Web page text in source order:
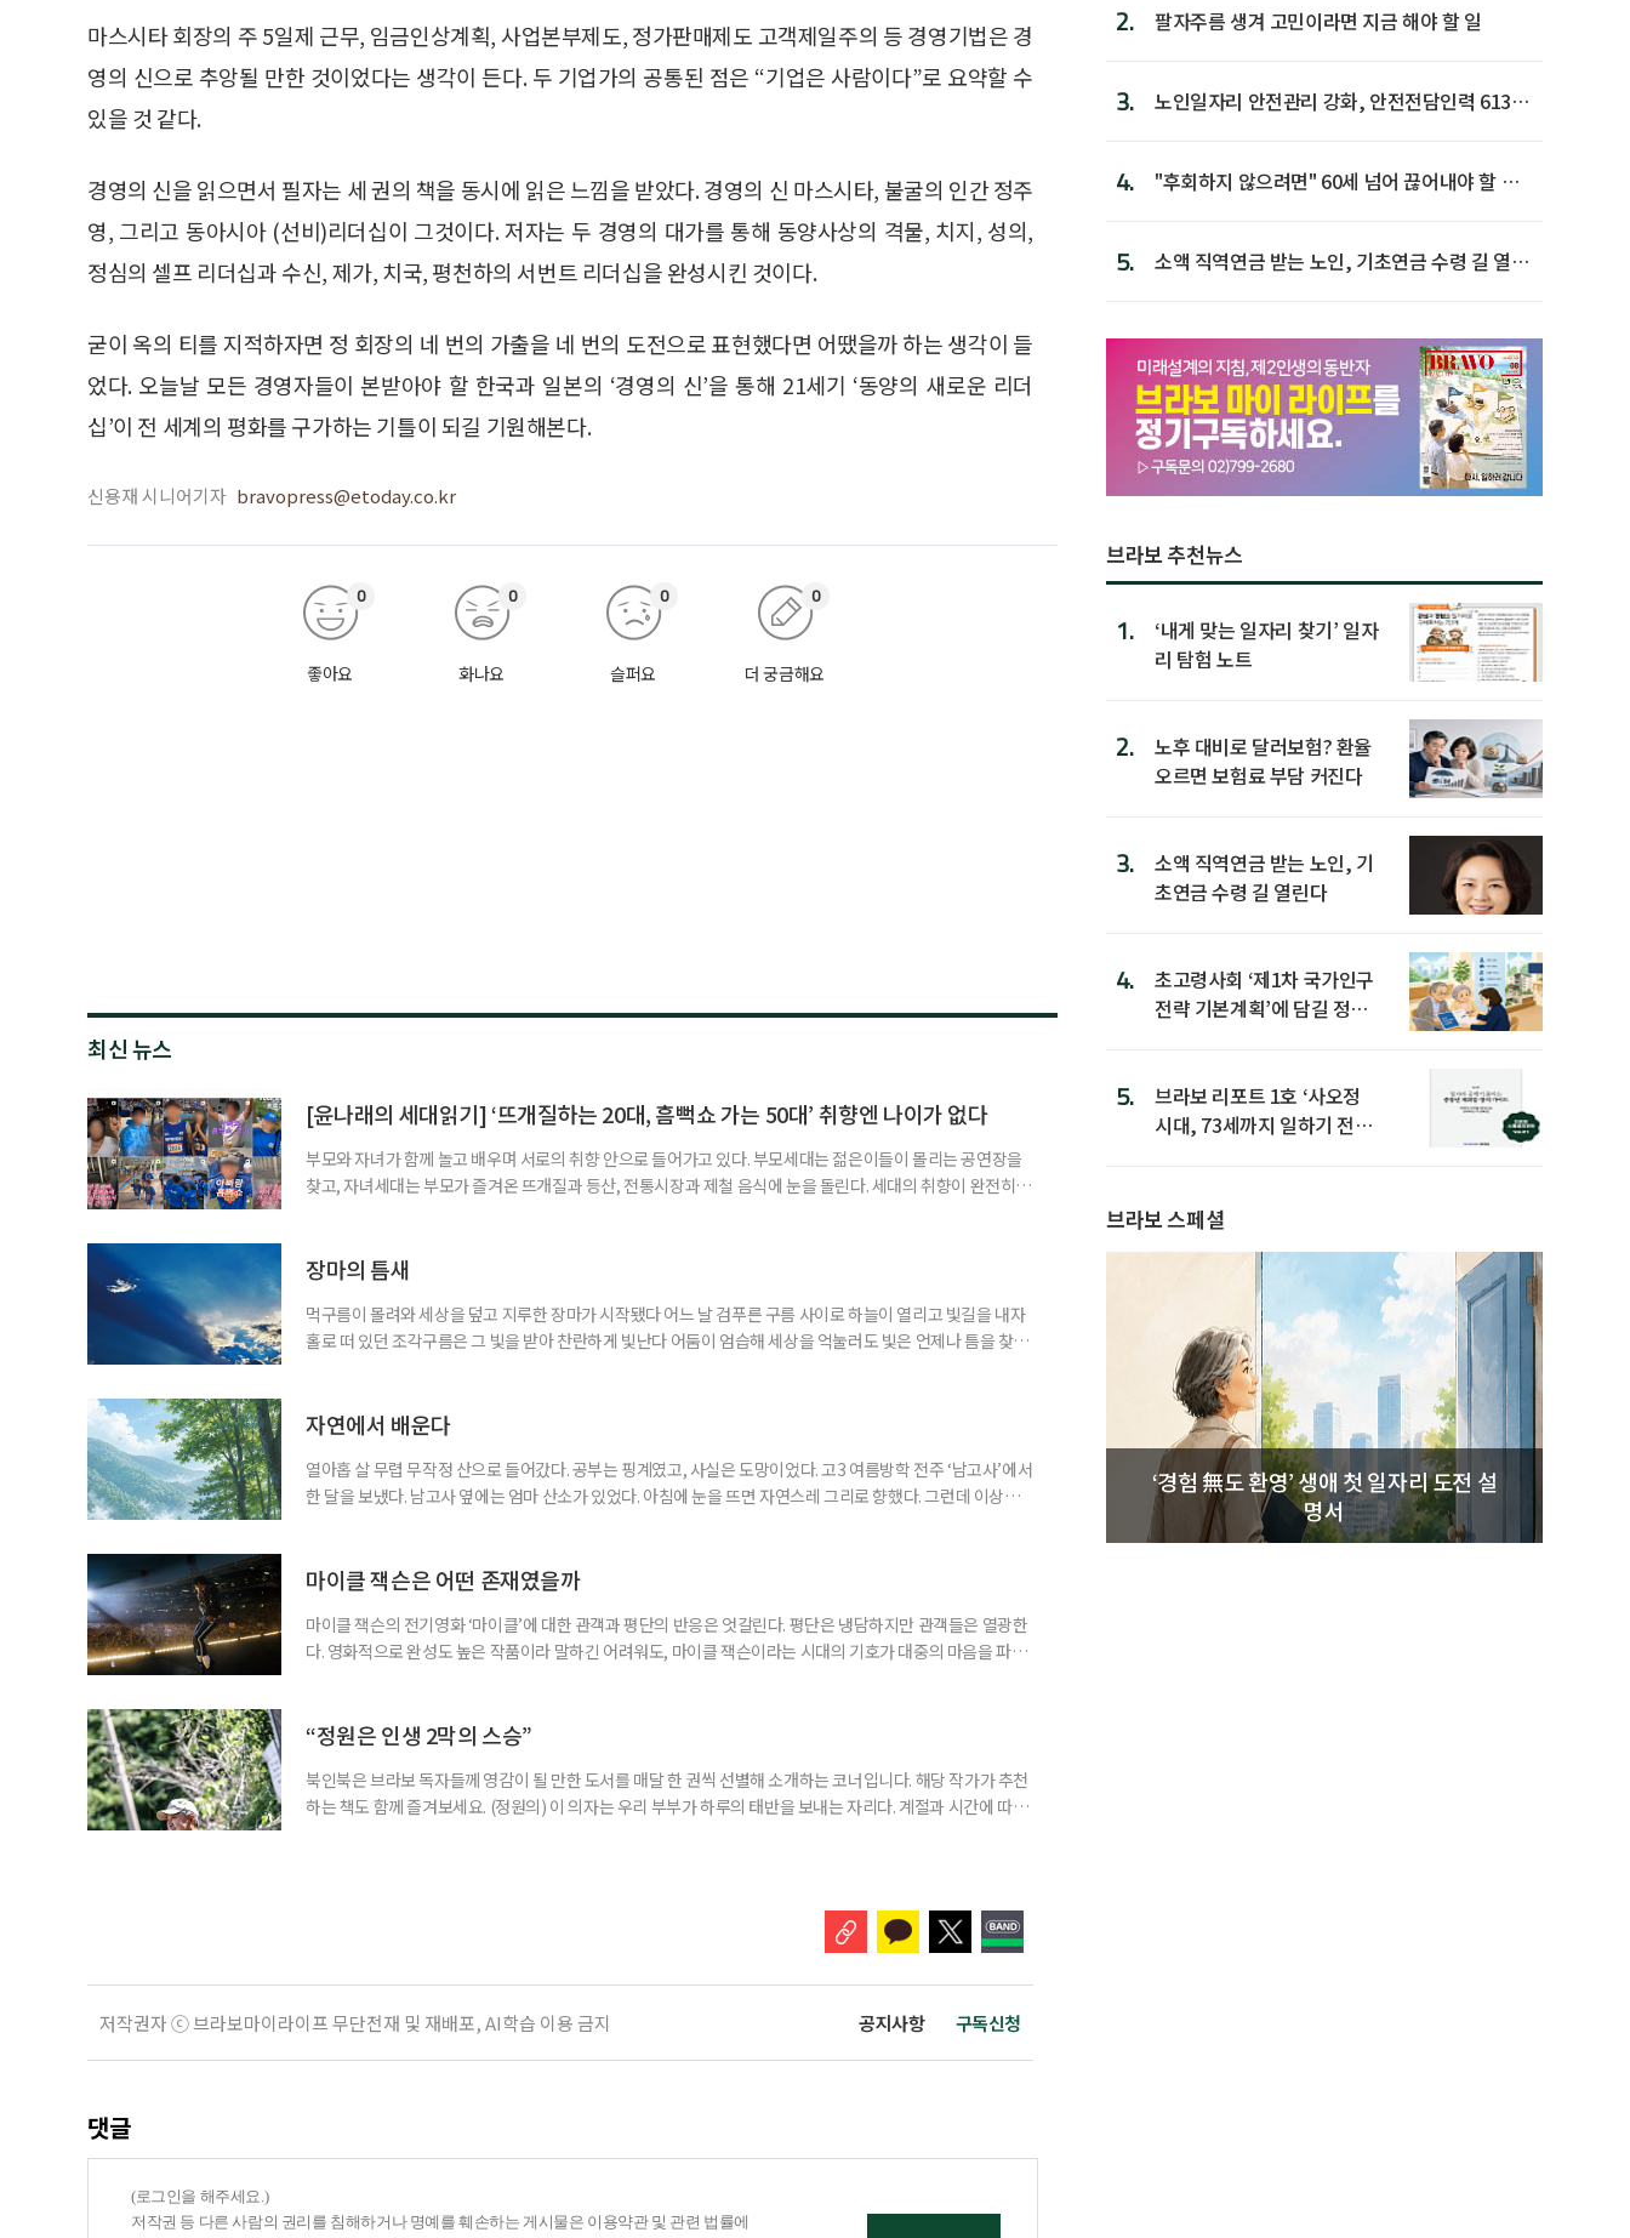
마스시타 회장의 주 5일제 근무, 임금인상계획, 사업본부제도, 정가판매제도 고객제일주의 등 경영기법은 경
영의 신으로 추앙될 만한 것이었다는 생각이 든다. 두 기업가의 공통된 점은 “기업은 사람이다”로 요약할 수
있을 것 같다.
경영의 신을 읽으면서 필자는 세 권의 책을 동시에 읽은 느낌을 받았다. 경영의 신 마스시타, 불굴의 인간 정주
영, 그리고 동아시아 (선비)리더십이 그것이다. 저자는 두 경영의 대가를 통해 동양사상의 격물, 치지, 성의,
정심의 셀프 리더십과 수신, 제가, 치국, 평천하의 서번트 리더십을 완성시킨 것이다.
굳이 옥의 티를 지적하자면 정 회장의 네 번의 가출을 네 번의 도전으로 표현했다면 어땠을까 하는 생각이 들
었다. 오늘날 모든 경영자들이 본받아야 할 한국과 일본의 ‘경영의 신’을 통해 21세기 ‘동양의 새로운 리더
십’이 전 세계의 평화를 구가하는 기틀이 되길 기원해본다.
신용재 시니어기자 bravopress@etoday.co.kr
좋아요
0
화나요
0
슬퍼요
0
더 궁금해요
0
최신 뉴스
[윤나래의 세대읽기] ‘뜨개질하는 20대, 흠뻑쇼 가는 50대’ 취향엔 나이가 없다
부모와 자녀가 함께 놀고 배우며 서로의 취향 안으로 들어가고 있다. 부모세대는 젊은이들이 몰리는 공연장을
찾고, 자녀세대는 부모가 즐겨온 뜨개질과 등산, 전통시장과 제철 음식에 눈을 돌린다. 세대의 취향이 완전히
에 맞춰 뛰는 여름 축제는 오랫동안 젊은 층의 놀이터처럼 여겨졌다. 김 씨도 처음에는 “내가 가도 어색하
장마의 틈새
먹구름이 몰려와 세상을 덮고 지루한 장마가 시작됐다 어느 날 검푸른 구름 사이로 하늘이 열리고 빛길을 내자
홀로 떠 있던 조각구름은 그 빛을 받아 찬란하게 빛난다 어둠이 엄습해 세상을 억눌러도 빛은 언제나 틈을 찾아
자연에서 배운다
열아홉 살 무렵 무작정 산으로 들어갔다. 공부는 핑계였고, 사실은 도망이었다. 고3 여름방학 전주 ‘남고사’에서
한 달을 보냈다. 남고사 옆에는 엄마 산소가 있었다. 아침에 눈을 뜨면 자연스레 그리로 향했다. 그런데 이상하
람의 눈길이 없는 곳에서 비로소 나는 나를 제대로 들여다볼 수 있었다. 산에서 보낸 한 달
마이클 잭슨은 어떤 존재였을까
마이클 잭슨의 전기영화 ‘마이클’에 대한 관객과 평단의 반응은 엇갈린다. 평단은 냉담하지만 관객들은 열광한
다. 영화적으로 완성도 높은 작품이라 말하긴 어려워도, 마이클 잭슨이라는 시대의 기호가 대중의 마음을 파고
만 봐도 기대되는 작품이다. ‘보헤미안 랩소디’는 2018년 개봉 당시 무려 990만 관객을 동원했다. 싱어
“정원은 인생 2막의 스승”
북인북은 브라보 독자들께 영감이 될 만한 도서를 매달 한 권씩 선별해 소개하는 코너입니다. 해당 작가가 추천
하는 책도 함께 즐겨보세요. (정원의) 이 의자는 우리 부부가 하루의 태반을 보내는 자리다. 계절과 시간에 따라
저작권자 ⓒ 브라보마이라이프 무단전재 및 재배포, AI학습 이용 금지 공지사항 구독신청
댓글
2. 팔자주름 생겨 고민이라면 지금 해야 할 일
3.
노인일자리 안전관리 강화, 안전전담인력 613명
4.
"후회하지 않으려면" 60세 넘어 끊어내야 할 사
5.
소액 직역연금 받는 노인, 기초연금 수령 길 열린
브라보 추천뉴스
1.
‘내게 맞는 일자리 찾기’ 일자
리 탐험 노트
2.
노후 대비로 달러보험? 환율
오르면 보험료 부담 커진다
3.
소액 직역연금 받는 노인, 기
초연금 수령 길 열린다
4.
초고령사회 ‘제1차 국가인구
전략 기본계획’에 담길 정책
5.
브라보 리포트 1호 ‘사오정
시대, 73세까지 일하기 전략’
브라보 스페셜
‘경험 無도 환영’ 생애 첫 일자리 도전 설
명서